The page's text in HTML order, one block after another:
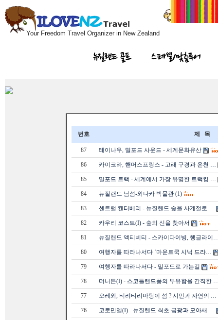
Your Freedom Travel Organizer in New Zealand
뉴질랜드 골프 스페셜/맞춤투어
번호 제 목
87 테이나우, 밀포드 사운드 - 세계문화유산
86 카이코라, 핸머스프링스 - 고래 구경과 온천 …
85 밀포드 트랙 - 세계에서 가장 유명한 트랙킹 …
84 뉴질랜드 남섬-와나카 박물관 (1)
83 센트럴 캔터베리 - 뉴질랜드 숲을 사계절로 …
82 카우리 코스트(I) - 숲의 신을 찾아서
81 뉴질랜드 액티비티 - 스카이다이빙, 행글라이
80 여행자를 따라나서다 ‘마운트쿡 시닉 드라…
79 여행자를 따라나서다 - 밀포드로 가는길
78 더니든(I) - 스코틀랜드풍의 부유함을 간직한
77 오레와, 티리티리마탕이 섬 ? 시민과 자연의 …
76 코로만델(I) - 뉴질랜드 최초 금광과 모아새 …